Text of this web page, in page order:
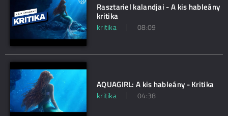
Rasztariel kalandjai - A kis hableány
kritika
kritika 08:09
AQUAGIRL: A kis hableány - Kritika
kritika 04:38